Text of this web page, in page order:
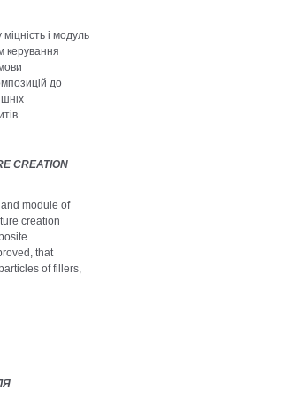
і модуль
керування
до
CREATION
module of
creation
that
of fillers,